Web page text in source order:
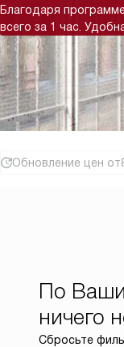
Благодаря
всего за 1 час.
Обновление цен от
По
ничего
Сбросьте